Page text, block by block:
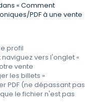
« Comment
PDF à une vente
profil
naviguez vers l'onglet «
vente
les billets »
PDF (ne dépassant pas
le fichier n'est pas